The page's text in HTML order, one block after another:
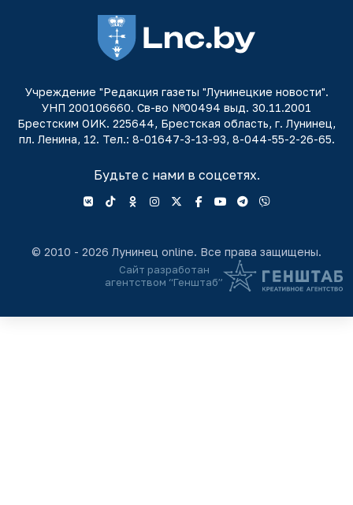
Учреждение "Редакция газеты "Лунинецкие новости".
УНП 200106660. Св-во №00494 выд. 30.11.2001
Брестским ОИК. 225644, Брестская область, г. Лунинец,
пл. Ленина, 12. Тел.: 8-01647-3-13-93, 8-044-55-2-26-65.
Будьте с нами в соцсетях.
© 2010 - 2026 Лунинец online. Все права защищены.
Сайт разработан
агентством “Генштаб”